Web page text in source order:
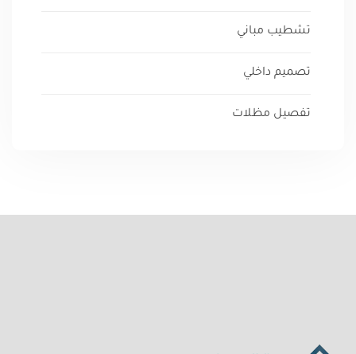
تشطيب مباني
تصميم داخلي
تفصيل مظلات